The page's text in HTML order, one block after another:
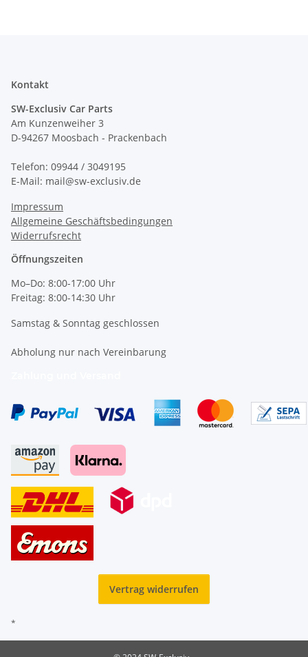
Kontakt
SW-Exclusiv Car Parts
Am Kunzenweiher 3
D-94267 Moosbach - Prackenbach
Telefon: 09944 / 3049195
E-Mail: mail@sw-exclusiv.de
Impressum
Allgemeine Geschäftsbedingungen
Widerrufsrecht
Öffnungszeiten
Mo–Do: 8:00-17:00 Uhr
Freitag: 8:00-14:30 Uhr
Samstag & Sonntag geschlossen
Abholung nur nach Vereinbarung
Vertrag widerrufen
*